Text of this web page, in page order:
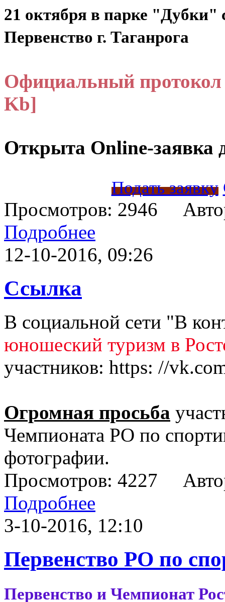
21 октября в парке "Дубки"
Первенство г. Таганрога
Официальный протокол
Kb]
Открыта Online-заявка
Подать заявку
Просмотров: 2946
Подробнее
12-10-2016, 09:26
Ссылка
В социальной сети "В
юношеский туризм в
участников: https: //
Огромная просьба
Чемпионата РО по
фотографии.
Просмотров: 4227
Подробнее
3-10-2016, 12:10
Первенство РО по
Первенство и Чемпионат